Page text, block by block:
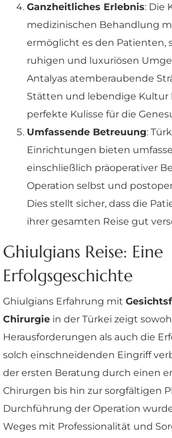
Ganzheitliches Erlebnis: Die
medizinischen Behandlung
ermöglicht es den Patienten,
ruhigen und luxuriösen
Antalyas atemberaubende
Stätten und lebendige Kultur
perfekte Kulisse für die
Umfassende Betreuung:
Einrichtungen bieten
einschließlich präoperativer
Operation selbst und
Dies stellt sicher, dass die
ihrer gesamten Reise gut
Ghiulgians Reise: Eine
Erfolgsgeschichte
Ghiulgians Erfahrung mit
Chirurgie in der Türkei zeigt
Herausforderungen als auch die
solch einschneidenden Eingriff
der ersten Beratung durch einen
Chirurgen bis hin zur sorgfältigen
Durchführung der Operation
Weges mit Professionalität und